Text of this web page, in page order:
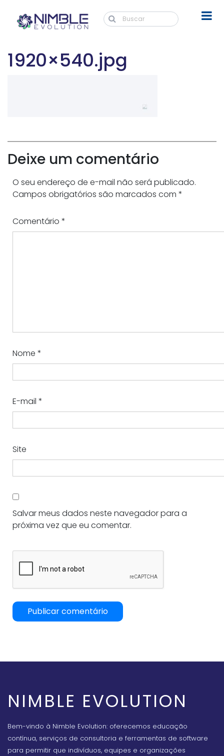
1920×540.jpg
Deixe um comentário
O seu endereço de e-mail não será publicado.
Campos obrigatórios são marcados com *
Comentário *
Nome *
E-mail *
Site
Salvar meus dados neste navegador para a
próxima vez que eu comentar.
NIMBLE EVOLUTION
Bem-vindo à Nimble Evolution: oferecemos educação
contínua, serviços de consultoria e ferramentas de software
para permitir que indivíduos, equipes e organizações